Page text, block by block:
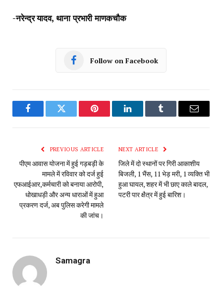
-नरेन्द्र यादव, थाना प्रभारी माणकचौक
Follow on Facebook
FacebookTwitter Pinterest LinkedInTumblr Email
PREVIOUS ARTICLE
पीएम आवास योजना में हुई गड़बड़ी के
मामले में रविवार को दर्ज हुई
एफआईआर,कर्मचारी को बनाया आरोपी,
धोखाधड़ी और अन्य धाराओं में हुआ
प्रकरण दर्ज, अब पुलिस करेगी मामले
की जांच।
NEXT ARTICLE
जिले में दो स्थानों पर गिरी आकाशीय
बिजली, 1 भैंस, 11 भेड़ मरी, 1 व्यक्ति भी
हुआ घायल, शहर में भी छाए काले बादल,
पटरी पार क्षैत्र में हुई बारिश।
Samagra